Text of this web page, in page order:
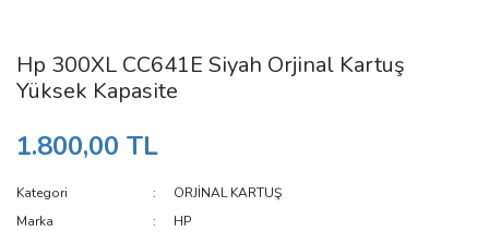
Hp 300XL CC641E Siyah Orjinal Kartuş
Yüksek Kapasite
1.800,00 TL
Kategori
ORJİNAL KARTUŞ
Marka
HP